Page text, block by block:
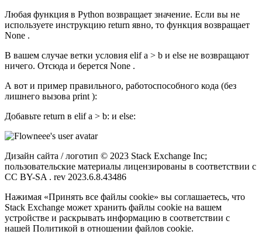
Любая функция в Python возвращает значение. Если вы не
используете инструкцию return явно, то функция возвращает
None .
В вашем случае ветки условия elif a > b и else не возвращают
ничего. Отсюда и берется None .
А вот и пример правильного, работоспособного кода (без
лишнего вызова print ):
Добавьте return в elif a > b: и else:
Дизайн сайта / логотип © 2023 Stack Exchange Inc;
пользовательские материалы лицензированы в соответствии с
CC BY-SA . rev 2023.6.8.43486
Нажимая «Принять все файлы cookie» вы соглашаетесь, что
Stack Exchange может хранить файлы cookie на вашем
устройстве и раскрывать информацию в соответствии с
нашей Политикой в отношении файлов cookie.